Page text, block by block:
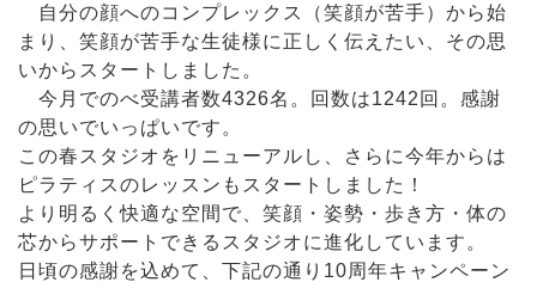
自分の顔へのコンプレックス（笑顔が苦手）から始
まり、笑顔が苦手な生徒様に正しく伝えたい、その思
いからスタートしました。
今月でのべ受講者数4326名。回数は1242回。感謝
の思いでいっぱいです。
この春スタジオをリニューアルし、さらに今年からは
ピラティスのレッスンもスタートしました！
より明るく快適な空間で、笑顔・姿勢・歩き方・体の
芯からサポートできるスタジオに進化しています。
日頃の感謝を込めて、下記の通り10周年キャンペーン